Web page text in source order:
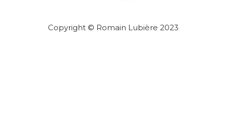
Copyright © Romain Lubière 2023